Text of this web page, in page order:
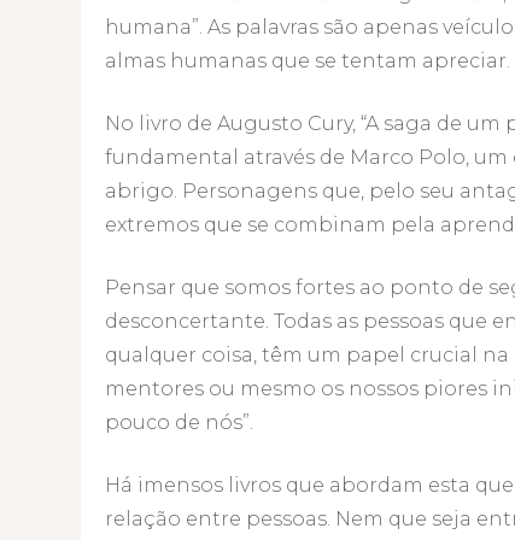
humana”. As palavras são apenas
almas humanas que se tentam apreciar.
No livro de Augusto Cury, “A saga de
fundamental através de Marco Polo,
abrigo. Personagens que, pelo seu
extremos que se combinam pela
Pensar que somos fortes ao ponto de
desconcertante. Todas as pessoas que
qualquer coisa, têm um papel crucial
mentores ou mesmo os nossos piores
pouco de nós”.
Há imensos livros que abordam esta
relação entre pessoas. Nem que seja